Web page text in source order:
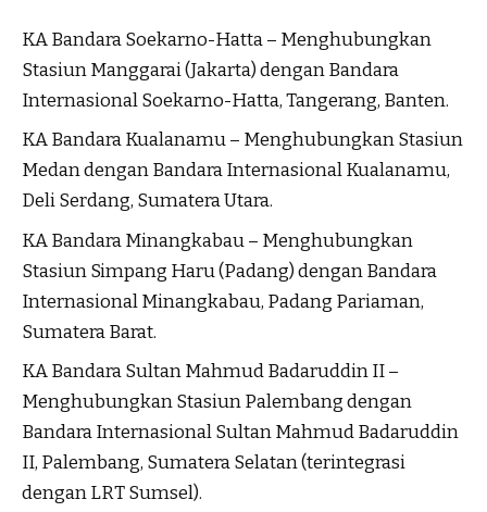
KA Bandara Soekarno-Hatta – Menghubungkan
Stasiun Manggarai (Jakarta) dengan Bandara
Internasional Soekarno-Hatta, Tangerang, Banten.
KA Bandara Kualanamu – Menghubungkan Stasiun
Medan dengan Bandara Internasional Kualanamu,
Deli Serdang, Sumatera Utara.
KA Bandara Minangkabau – Menghubungkan
Stasiun Simpang Haru (Padang) dengan Bandara
Internasional Minangkabau, Padang Pariaman,
Sumatera Barat.
KA Bandara Sultan Mahmud Badaruddin II –
Menghubungkan Stasiun Palembang dengan
Bandara Internasional Sultan Mahmud Badaruddin
II, Palembang, Sumatera Selatan (terintegrasi
dengan LRT Sumsel).